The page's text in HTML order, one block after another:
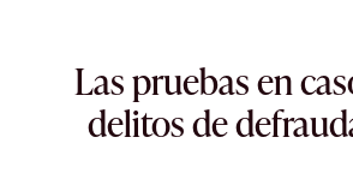
Las pruebas en
delitos de